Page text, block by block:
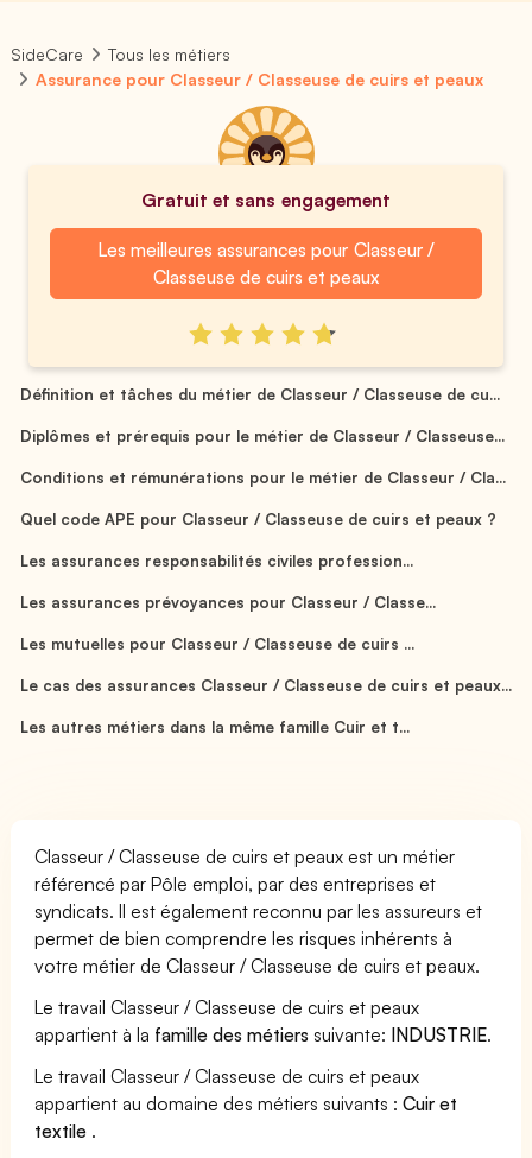
SideCare
Tous les métiers
Assurance pour Classeur / Classeuse de cuirs et peaux
Gratuit et sans engagement
Les meilleures assurances pour Classeur /
Classeuse de cuirs et peaux
Définition et tâches du métier de Classeur / Classeuse de cu...
Diplômes et prérequis pour le métier de Classeur / Classeuse...
Conditions et rémunérations pour le métier de Classeur / Cla...
Quel code APE pour Classeur / Classeuse de cuirs et peaux ?
Les assurances responsabilités civiles profession...
Les assurances prévoyances pour Classeur / Classe...
Les mutuelles pour Classeur / Classeuse de cuirs ...
Le cas des assurances Classeur / Classeuse de cuirs et peaux...
Les autres métiers dans la même famille Cuir et t...
Classeur / Classeuse de cuirs et peaux est un métier
référencé par Pôle emploi, par des entreprises et
syndicats. Il est également reconnu par les assureurs et
permet de bien comprendre les risques inhérents à
votre métier de Classeur / Classeuse de cuirs et peaux.
Le travail Classeur / Classeuse de cuirs et peaux
appartient à la famille des métiers suivante: INDUSTRIE.
Le travail Classeur / Classeuse de cuirs et peaux
appartient au domaine des métiers suivants :Cuir et
textile .